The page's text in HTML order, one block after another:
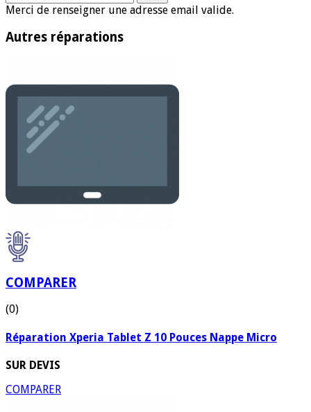
Merci de renseigner une adresse email valide.
Autres réparations
COMPARER
(0)
Réparation Xperia Tablet Z 10 Pouces Nappe Micro
SUR DEVIS
COMPARER